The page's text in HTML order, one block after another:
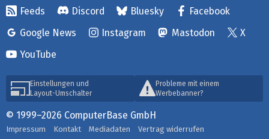
Feeds Discord Bluesky
Facebook
Google News
Instagram Mastodon
X
YouTube
Einstellungen und
Layout-Umschalter
Probleme mit einem
Werbebanner?
© 1999–2026 ComputerBase GmbH
Impressum Kontakt Mediadaten
Vertrag widerrufen